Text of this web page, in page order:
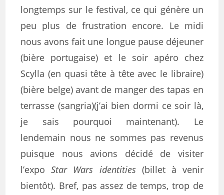
longtemps sur le festival, ce qui génère un
peu plus de frustration encore. Le midi
nous avons fait une longue pause déjeuner
(bière portugaise) et le soir apéro chez
Scylla (en quasi tête à tête avec le libraire)
(bière belge) avant de manger des tapas en
terrasse (sangria)(j’ai bien dormi ce soir là,
je sais pourquoi maintenant). Le
lendemain nous ne sommes pas revenus
puisque nous avions décidé de visiter
l’expoStar Wars identities (billet à venir
bientôt). Bref, pas assez de temps, trop de